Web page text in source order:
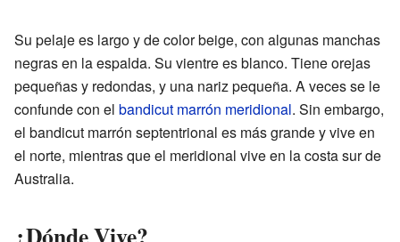
Su pelaje es largo y de color beige, con algunas manchas
negras en la espalda. Su vientre es blanco. Tiene orejas
pequeñas y redondas, y una nariz pequeña. A veces se le
confunde con el bandicut marrón meridional. Sin embargo,
el bandicut marrón septentrional es más grande y vive en
el norte, mientras que el meridional vive en la costa sur de
Australia.